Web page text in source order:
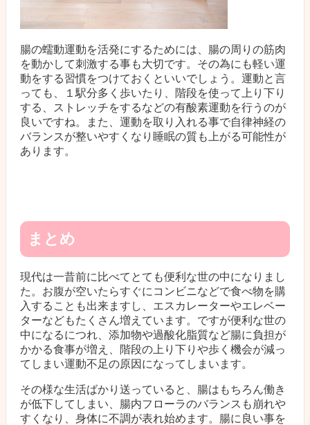
腸の蠕動運動を活発にするためには、腸の周りの筋肉
を動かして刺激する事も大切です。その為にも軽い運
動をする習慣をつけておくといいでしょう。運動と言
っても、１駅分多く歩いたり、階段を使って上り下り
する、ストレッチをするなどの有酸素運動を行うのが
良いですね。また、運動を取り入れる事で自律神経の
バランスが整いやすくなり睡眠の質も上がる可能性が
あります。
まとめ
現代は一昔前に比べてとても便利な世の中になりまし
た。お腹が空いたらすぐにコンビニなどで食べ物を購
入することも出来ますし、エスカレーターやエレベー
ターなどもたくさん増えています。ですが便利な世の
中になるにつれ、添加物や過酸化脂質など腸に負担が
かかる食事が増え、階段の上り下りや歩く機会が減っ
てしまい運動不足の原因になってしまいます。
その様な生活ばかり送っていると、腸はもちろん働き
が低下してしまい、腸内フローラのバランスも崩れや
すくなり、身体に不調が表れ始めます。腸に良い事を